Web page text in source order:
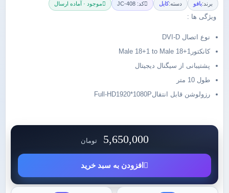
برند:بافو دسته:کابل کد: JC-408 موجود · آماده ارسال
ویژگی ها :
نوع اتصال DVI-D
کانکتورMale 18+1 to Male 18+1
پشتیبانی از سیگنال دیجیتال
طول 10 متر
رزولوشن قابل انتقالFull-HD1920*1080P
5,650,000 تومان
افزودن به سبد خرید